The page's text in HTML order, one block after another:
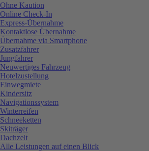
Ohne Kaution
Online Check-In
Express-Übernahme
Kontaktlose Übernahme
Übernahme via Smartphone
Zusatzfahrer
Jungfahrer
Neuwertiges Fahrzeug
Hotelzustellung
Einwegmiete
Kindersitz
Navigationssystem
Winterreifen
Schneeketten
Skiträger
Dachzelt
Alle Leistungen auf einen Blick